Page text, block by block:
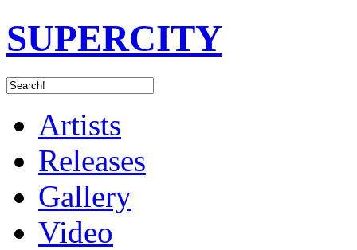
SUPERCITY
Artists
Releases
Gallery
Video